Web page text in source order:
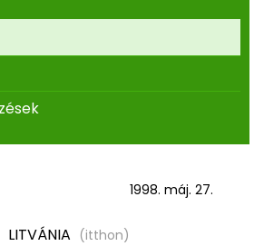
1998. máj. 27.
LITVÁNIA (itthon)